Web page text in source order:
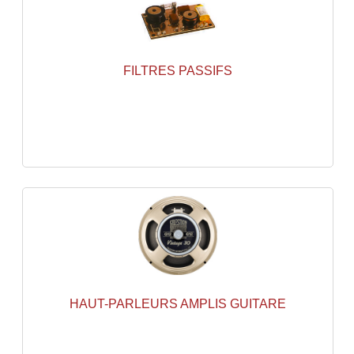
Accessoires Enceintes
Accessoires Micro, Pieds De Régie
Cellule (s)
Selecteurs Audio Vidéo
Amplificateurs
Amplificateurs Multi-Canaux
Casques Stéréo
Compresseurs , Limiteurs , Noise Gate
FILTRES PASSIFS
HAUT-PARLEURS AMPLIS GUITARE